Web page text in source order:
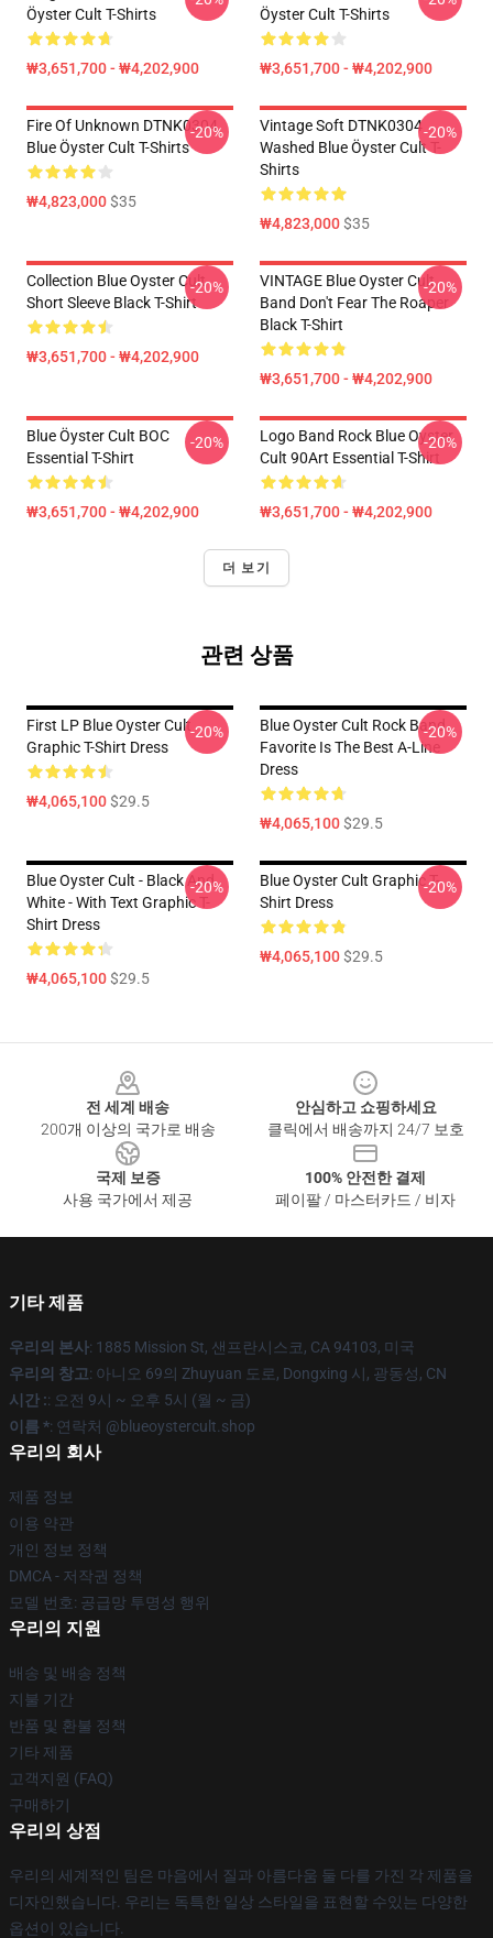
Öyster Cult T-Shirts
₩3,651,700 - ₩4,202,900
Öyster Cult T-Shirts
₩3,651,700 - ₩4,202,900
Fire Of Unknown DTNK0304
Blue Öyster Cult T-Shirts
₩4,823,000$35
-20%
Vintage Soft DTNK0304
Washed Blue Öyster Cult T-
Shirts
₩4,823,000$35
-20%
Collection Blue Oyster Cult
Short Sleeve Black T-Shirt
₩3,651,700 - ₩4,202,900
-20%
VINTAGE Blue Oyster Cult
Band Don't Fear The Roaper
Black T-Shirt
₩3,651,700 - ₩4,202,900
-20%
Blue Öyster Cult BOC
Essential T-Shirt
₩3,651,700 - ₩4,202,900
-20%
Logo Band Rock Blue Oyster
Cult 90Art Essential T-Shirt
₩3,651,700 - ₩4,202,900
-20%
더 보기
관련 상품
First LP Blue Oyster Cult
Graphic T-Shirt Dress
₩4,065,100$29.5
-20%
Blue Oyster Cult Rock Band
Favorite Is The Best A-Line
Dress
₩4,065,100$29.5
-20%
Blue Oyster Cult - Black And
White - With Text Graphic T-
Shirt Dress
₩4,065,100$29.5
-20%
Blue Oyster Cult Graphic T-
Shirt Dress
₩4,065,100$29.5
-20%
전 세계 배송
200개 이상의 국가로 배송
안심하고 쇼핑하세요
클릭에서 배송까지 24/7 보호
국제 보증
사용 국가에서 제공
100% 안전한 결제
페이팔 / 마스터카드 / 비자
기타 제품
우리의 본사: 1885 Mission St, 샌프란시스코, CA 94103, 미국
우리의 창고: 아니오 69의 Zhuyuan 도로, Dongxing 시, 광동성, CN
시간 :: 오전 9시 ~ 오후 5시 (월 ~ 금)
이름 *: 연락처 @blueoystercult.shop
우리의 회사
제품 정보
이용 약관
개인 정보 정책
DMCA - 저작권 정책
모델 번호: 공급망 투명성 행위
우리의 지원
배송 및 배송 정책
지불 기간
반품 및 환불 정책
기타 제품
고객지원 (FAQ)
구매하기
우리의 상점
우리의 세계적인 팀은 마음에서 질과 아름다움 둘 다를 가진 각 제품을
디자인했습니다. 우리는 독특한 일상 스타일을 표현할 수있는 다양한
옵션이 있습니다.